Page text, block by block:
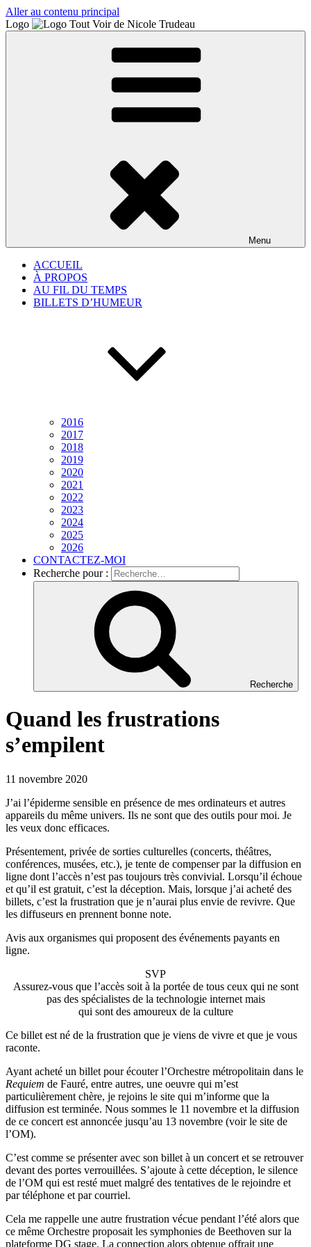
Aller au contenu principal
Logo
Menu
ACCUEIL
À PROPOS
AU FIL DU TEMPS
BILLETS D’HUMEUR
2016
2017
2018
2019
2020
2021
2022
2023
2024
2025
2026
CONTACTEZ-MOI
Recherche pour :
Recherche
Quand les frustrations
s’empilent
11 novembre 2020
J’ai l’épiderme sensible en présence de mes ordinateurs et autres
appareils du même univers. Ils ne sont que des outils pour moi. Je
les veux donc efficaces.
Présentement, privée de sorties culturelles (concerts, théâtres,
conférences, musées, etc.), je tente de compenser par la diffusion en
ligne dont l’accès n’est pas toujours très convivial. Lorsqu’il échoue
et qu’il est gratuit, c’est la déception. Mais, lorsque j’ai acheté des
billets, c’est la frustration que je n’aurai plus envie de revivre. Que
les diffuseurs en prennent bonne note.
Avis aux organismes qui proposent des événements payants en
ligne.
SVP
Assurez-vous que l’accès soit à la portée de tous ceux qui ne sont
pas des spécialistes de la technologie internet mais
qui sont des amoureux de la culture
Ce billet est né de la frustration que je viens de vivre et que je vous
raconte.
Ayant acheté un billet pour écouter l’Orchestre métropolitain dans le
Requiem de Fauré, entre autres, une oeuvre qui m’est
particulièrement chère, je rejoins le site qui m’informe que la
diffusion est terminée. Nous sommes le 11 novembre et la diffusion
de ce concert est annoncée jusqu’au 13 novembre (voir le site de
l’OM).
C’est comme se présenter avec son billet à un concert et se retrouver
devant des portes verrouillées. S’ajoute à cette déception, le silence
de l’OM qui est resté muet malgré des tentatives de le rejoindre et
par téléphone et par courriel.
Cela me rappelle une autre frustration vécue pendant l’été alors que
ce même Orchestre proposait les symphonies de Beethoven sur la
plateforme DG stage. La connection alors obtenue offrait une